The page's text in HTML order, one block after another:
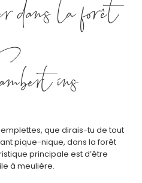
que dirais-tu de tout
pique-nique, dans la forêt
principale est d’être
à meulière.